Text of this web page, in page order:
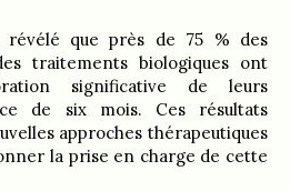
que près de 75 % des
traitements biologiques ont
significative de leurs
de six mois. Ces résultats
approches thérapeutiques
la prise en charge de cette